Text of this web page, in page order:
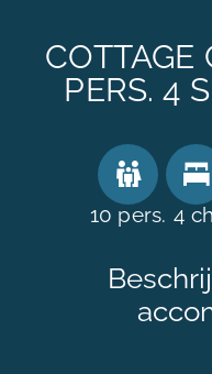
PERS. 4
10 pers. 4